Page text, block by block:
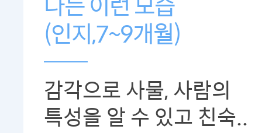
(인지,7~9개월)
감각으로 사물, 사람의
특성을 알 수 있고 친숙..